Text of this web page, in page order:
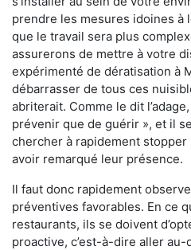
prendre les mesures idoines à
que le travail sera plus
assurerons de mettre à votre
expérimenté de dératisation à
débarrasser de tous ces
abriterait. Comme le dit
prévenir que de guérir », et il
chercher à rapidement
avoir remarqué leur présence.
Il faut donc rapidement
préventives favorables. En ce
restaurants, ils se doivent
proactive, c’est-à-dire aller